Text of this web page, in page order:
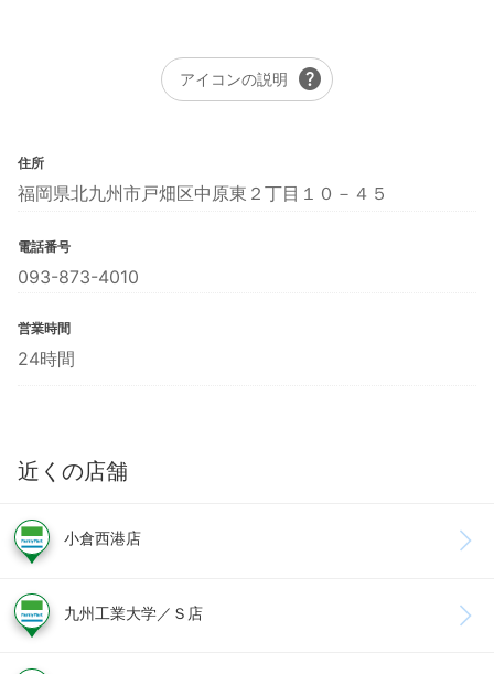
アイコンの説明 help
住所
福岡県北九州市戸畑区中原東２丁目１０－４５
電話番号
093-873-4010
営業時間
24時間
近くの店舗
小倉西港店
九州工業大学／Ｓ店